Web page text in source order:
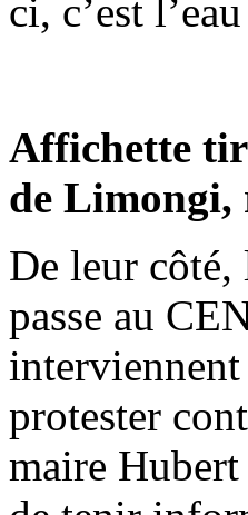
ci, c’est
Affichette
de Limongi,
De leur côté,
passe au
protester
maire